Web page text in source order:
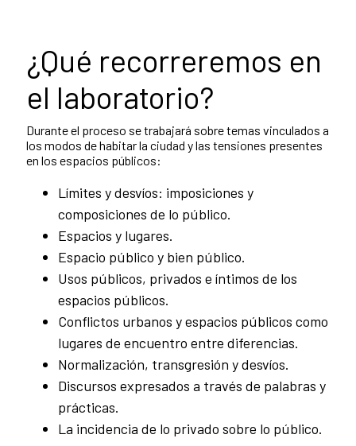
¿Qué recorreremos en
el laboratorio?
Durante el proceso se trabajará sobre temas vinculados a
los modos de habitar la ciudad y las tensiones presentes
en los espacios públicos:
Límites y desvíos: imposiciones y
composiciones de lo público.
Espacios y lugares.
Espacio público y bien público.
Usos públicos, privados e íntimos de los
espacios públicos.
Conflictos urbanos y espacios públicos como
lugares de encuentro entre diferencias.
Normalización, transgresión y desvíos.
Discursos expresados a través de palabras y
prácticas.
La incidencia de lo privado sobre lo público.